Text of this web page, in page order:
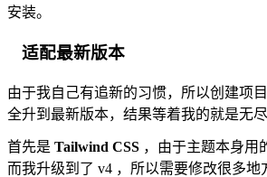
安装。
适配最新版本
由于我自己有追新的习惯，所以创建项
全升到最新版本，结果等着我的就是无尽
首先是 Tailwind CSS ，由于主题本身用
而我升级到了 v4 ，所以需要修改很多地